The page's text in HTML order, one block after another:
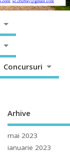
Concursuri
Arhive
mai 2023
ianuarie 2023